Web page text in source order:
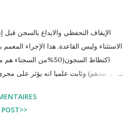
الإيقاف التحفظي والايداع بالسجن
الاستثناء وليس القاعدة. هذا الإجراء
اكتظاظ السجون(50%من
حكم ضدهم) وثابت علميا انه يؤثر على مجرى
التي قضاها تحفظيا . هذه الممارسات تسبب
و تجعل المواطن يحقد على المنظومة